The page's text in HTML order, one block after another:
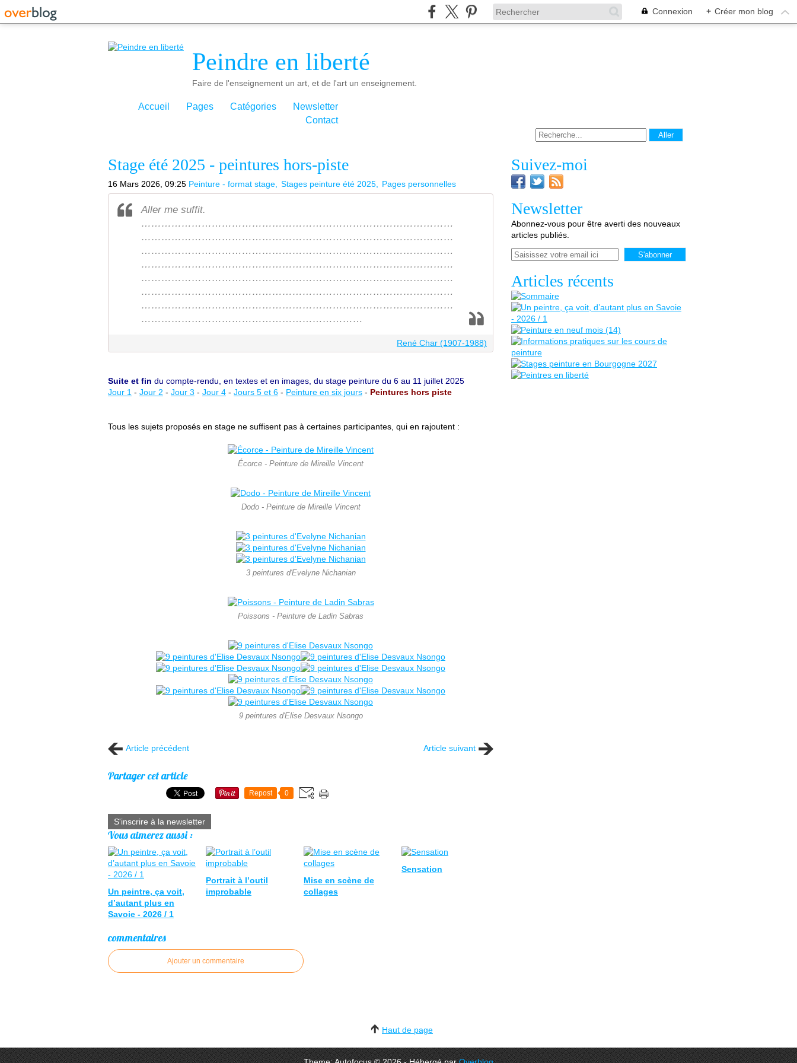
Connexion + Créer mon blog
Peindre en liberté
Faire de l'enseignement un art, et de l'art un enseignement.
Accueil Pages Catégories
Newsletter
Contact
Stage été 2025 - peintures hors-piste
16 Mars 2026, 09:25 Peinture - format stage Stages peinture été 2025 Pages personnelles
Aller me suffit.
…………………………………………………………………………………
…………………………………………………………………………………
…………………………………………………………………………………
…………………………………………………………………………………
…………………………………………………………………………………
…………………………………………………………………………………
…………………………………………………………………………………
…………………………………………………………
René Char (1907-1988)
Suite et fin du compte-rendu, en textes et en images, du stage peinture du 6 au 11 juillet 2025
Jour 1 - Jour 2 - Jour 3 - Jour 4 - Jours 5 et 6 - Peinture en six jours - Peintures hors piste
Tous les sujets proposés en stage ne suffisent pas à certaines participantes, qui en rajoutent :
Écorce - Peinture de Mireille Vincent
Dodo - Peinture de Mireille Vincent
3 peintures d'Evelyne Nichanian
Poissons - Peinture de Ladin Sabras
9 peintures d'Elise Desvaux Nsongo
Article précédent Article suivant
Partager cet article
Repost 0
S'inscrire à la newsletter
Vous aimerez aussi :
Un peintre, ça voit,
d’autant plus en
Savoie - 2026 / 1
Portrait à l’outil
improbable
Mise en scène de
collages
Sensation
commentaires
Ajouter un commentaire
Suivez-moi
Newsletter
Abonnez-vous pour être averti des nouveaux
articles publiés.
Email
Articles récents
Haut de page